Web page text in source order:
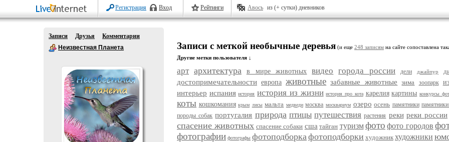
Регистрация Вход Рейтинги Авось из (+ сутки) дневников
Записи Друзья
Комментарии
Неизвестная Планета
Записи с меткой необычные деревья (и еще 248 записям на сайте сопоставлена
Другие метки пользователя ↓
арт архитектура в мире животных видео города россии дели джайпур
достопримечательности европа животные забавные животные зима зоопарк
интерьер испания история история из жизни история про кота карелия картины конкурсы
коты кошкомания крым лисы мальта медведи москва москвариум озеро осень памятники
породы собак португалия природа птицы путешествия растения реки реки россии
спасение животных спасение собаки сша тайган туризм фото фото городов
фотографии фотографы фотоподборкафотоподборки художник художники